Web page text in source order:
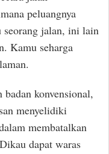
peluangnya
seorang jalan, ini lain
Kamu seharga
konvensional,
menyelidiki
membatalkan
dapat waras